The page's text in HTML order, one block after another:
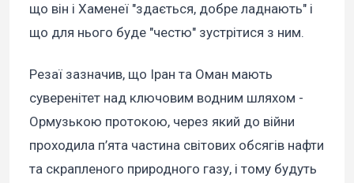
що він і Хаменеї "здається, добре ладнають" і
що для нього буде "честю" зустрітися з ним.
Резаї зазначив, що Іран та Оман мають
суверенітет над ключовим водним шляхом -
Ормузькою протокою, через який до війни
проходила п’ята частина світових обсягів нафти
та скрапленого природного газу, і тому будуть